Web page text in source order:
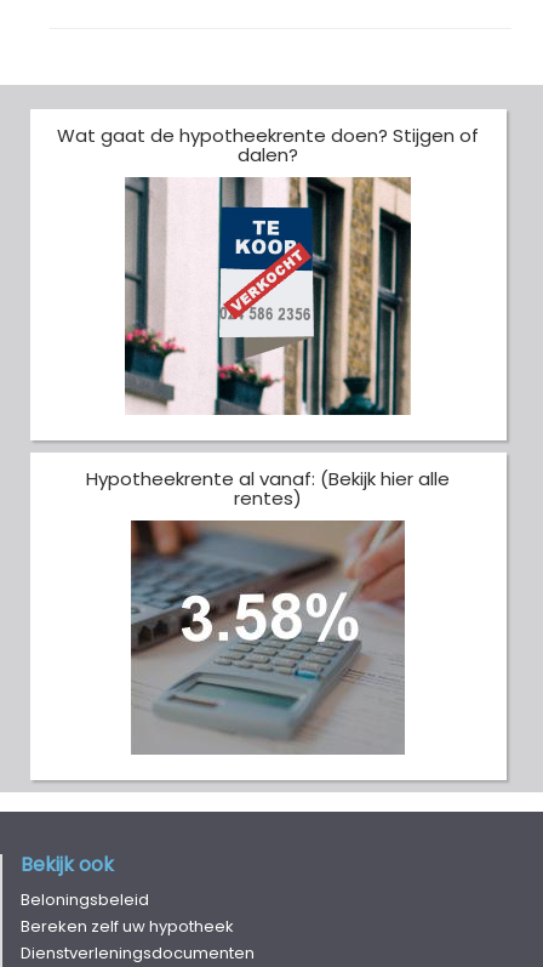
Wat gaat de hypotheekrente doen? Stijgen of
dalen?
Hypotheekrente al vanaf: (Bekijk hier alle
rentes)
Bekijk ook
Beloningsbeleid
Bereken zelf uw hypotheek
Dienstverleningsdocumenten